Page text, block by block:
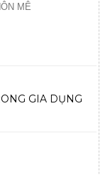
MÊ
GIA DỤNG